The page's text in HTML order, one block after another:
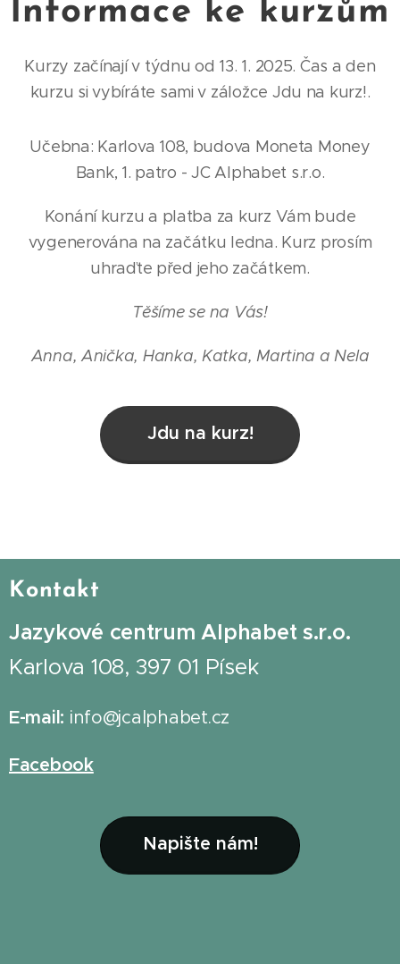
Informace ke kurzům
Kurzy začínají v týdnu od 13. 1. 2025. Čas a den
kurzu si vybíráte sami v záložce Jdu na kurz!.
Učebna: Karlova 108, budova Moneta Money
Bank, 1. patro - JC Alphabet s.r.o.
Konání kurzu a platba za kurz Vám bude
vygenerována na začátku ledna. Kurz prosím
uhraďte před jeho začátkem.
Těšíme se na Vás!
Anna, Anička, Hanka, Katka, Martina a Nela
Jdu na kurz!
Kontakt
Jazykové centrum Alphabet s.r.o.
Karlova 108, 397 01 Písek
E-mail: info@jcalphabet.cz
Facebook
Napište nám!